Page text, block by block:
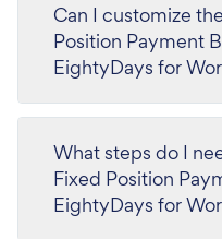
Can I customize
Position Payment
EightyDays for
What steps do I
Fixed Position
EightyDays for